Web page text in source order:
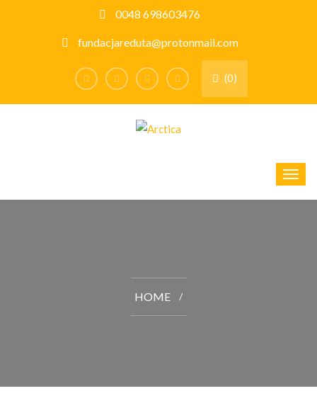
0048 698603476
fundacjareduta@protonmail.com
(0)
HOME